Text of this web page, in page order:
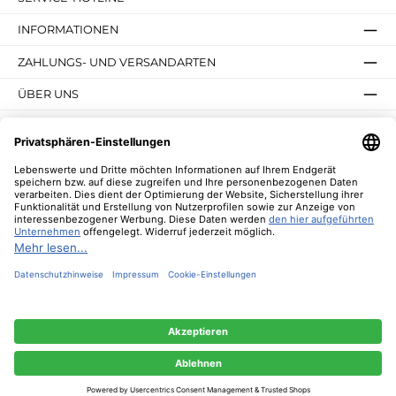
INFORMATIONEN
ZAHLUNGS- UND VERSANDARTEN
ÜBER UNS
NEWSLETTER
* Alle Preise inkl. gesetzl. Mehrwertsteuer zzgl.
Nachnahmegebühren, wenn nicht anders angegeben.
können.Mehr Informationen ...
Nur technisch notwendige Konfigurieren